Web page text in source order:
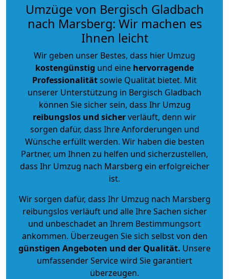
Umzüge von Bergisch Gladbach
nach Marsberg: Wir machen es
Ihnen leicht
Wir geben unser Bestes, dass hier Umzug
kostengünstig und eine hervorragende
Professionalitätsowie Qualität bietet. Mit
unserer Unterstützung in Bergisch Gladbach
können Sie sicher sein, dass Ihr Umzug
reibungslos und sicherverläuft, denn wir
sorgen dafür, dass Ihre Anforderungen und
Wünsche erfüllt werden. Wir haben die besten
Partner, um Ihnen zu helfen und sicherzustellen,
dass Ihr Umzug nach Marsberg ein erfolgreicher
ist.
Wir sorgen dafür, dass Ihr Umzug nach Marsberg
reibungslos verläuft und alle Ihre Sachen sicher
und unbeschadet an Ihrem Bestimmungsort
ankommen. Überzeugen Sie sich selbst von den
günstigen Angeboten und der Qualität. Unsere
umfassender Service wird Sie garantiert
überzeugen.